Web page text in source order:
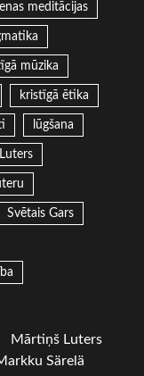
meditācijas
mūzika
kristīgā ētika
lūgšana
Svētais Gars
Mārtiņš Luters
Särelä